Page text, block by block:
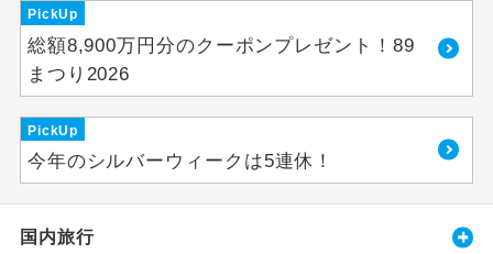
PickUp
総額8,900万円分のクーポンプレゼント！89
まつり2026
PickUp
今年のシルバーウィークは5連休！
国内旅行